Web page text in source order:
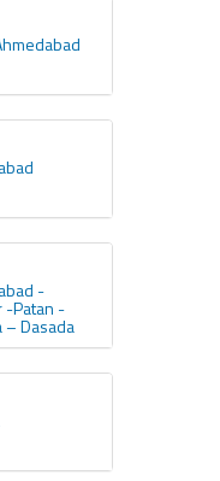
-
-Patan -
Dasada